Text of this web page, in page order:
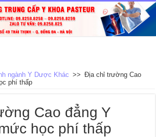
ngành Y Dược Khác >> Địa chỉ trường Cao
phí thấp
Cao đẳng Y
học phí thấp